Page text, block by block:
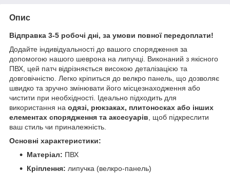
Опис
Відправка 3-5 робочі дні, за умови повної передоплати!
Додайте індивідуальності до вашого спорядження за
допомогою нашого шеврона на липучці. Виконаний з якісного
ПВХ, цей патч відрізняється високою деталізацією та
довговічністю. Легко кріпиться до велкро панель, що дозволяє
швидко та зручно змінювати його місцезнаходження або
чистити при необхідності. Ідеально підходить для
використання на одязі, рюкзаках, плитоносках або інших
елементах спорядження та аксесуарів , щоб підкреслити
ваш стиль чи приналежність.
Основні характеристики:
Матеріал: ПВХ
Кріплення: липучка (велкро-панель)